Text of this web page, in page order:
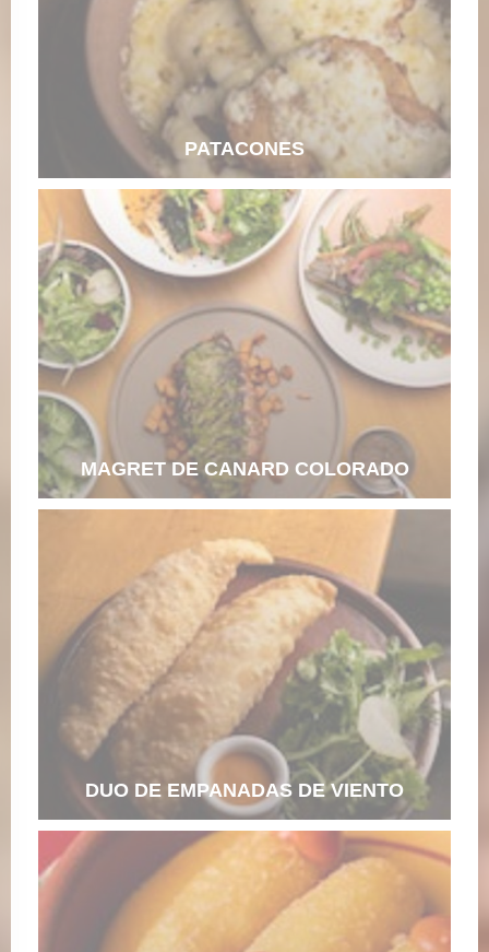
PATACONES
MAGRET DE CANARD COLORADO
DUO DE EMPANADAS DE VIENTO